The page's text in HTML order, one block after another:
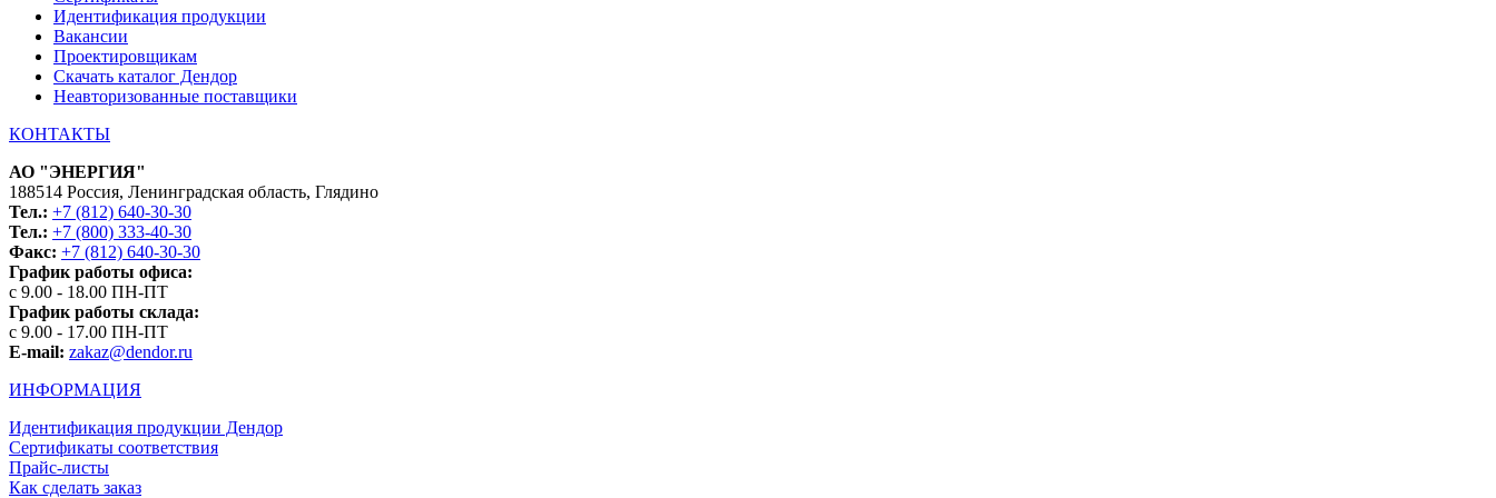
Идентификация продукции
Вакансии
Проектировщикам
Скачать каталог Дендор
Неавторизованные поставщики
КОНТАКТЫ
АО "ЭНЕРГИЯ"
188514 Россия, Ленинградская область, Глядино
Тел.: +7 (812) 640-30-30
Тел.: +7 (800) 333-40-30
Факс: +7 (812) 640-30-30
График работы офиса:
с 9.00 - 18.00 ПН-ПТ
График работы склада:
с 9.00 - 17.00 ПН-ПТ
E-mail: zakaz@dendor.ru
ИНФОРМАЦИЯ
Идентификация продукции Дендор
Сертификаты соответствия
Прайс-листы
Как сделать заказ